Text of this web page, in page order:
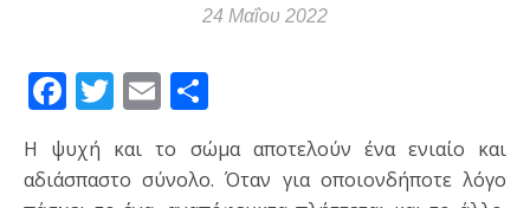
24 Μαΐου 2022
Facebook
Twitter
Email
Η ψυχή και το σώμα αποτελούν ένα ενιαίο και
αδιάσπαστο σύνολο. Όταν για οποιονδήποτε λόγο